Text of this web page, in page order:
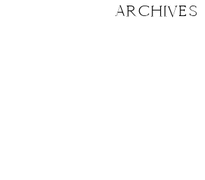
ARCHIVES
BODAS